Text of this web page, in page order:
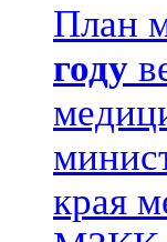
План
году
края